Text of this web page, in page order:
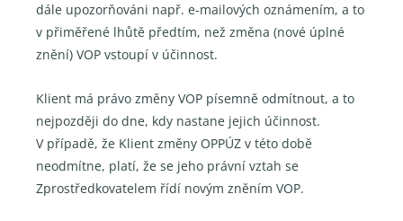
dále upozorňováni např. e-mailových oznámením, a to
v přiměřené lhůtě předtím, než změna (nové úplné
znění) VOP vstoupí v účinnost.
Klient má právo změny VOP písemně odmítnout, a to
nejpozději do dne, kdy nastane jejich účinnost.
V případě, že Klient změny OPPÚZ v této době
neodmítne, platí, že se jeho právní vztah se
Zprostředkovatelem řídí novým zněním VOP.